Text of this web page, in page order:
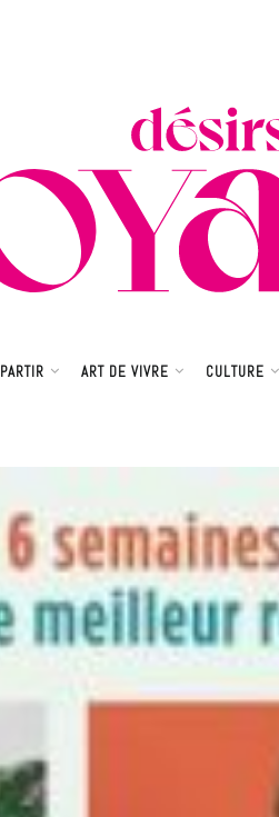
PARTIR ART DE VIVRE CULTURE